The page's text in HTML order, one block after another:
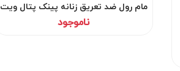
مام رول ضد تعریق زنانه پینک پتال ویت
یو
ناموجود